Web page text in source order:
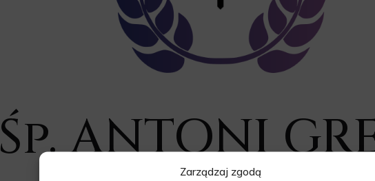
Zarządzaj zgodą
Śp. ANTONI